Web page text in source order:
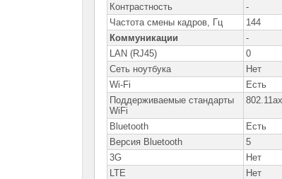
Контрастность
-
Частота смены кадров, Гц
144
Коммуникации
-
LAN (RJ45)
0
Сеть ноутбука
Нет
Wi-Fi
Есть
Поддерживаемые стандарты
WiFi
802.11ax
Bluetooth
Есть
Версия Bluetooth
5
3G
Нет
LTE
Нет